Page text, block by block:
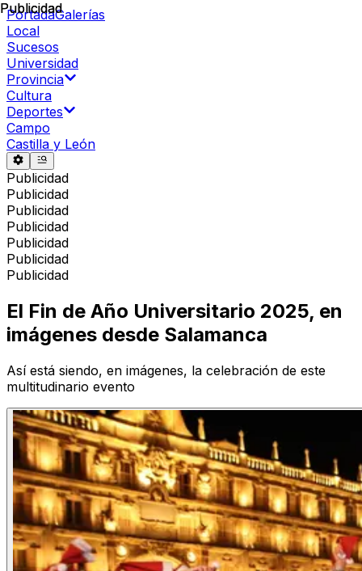
PortadaGalerías
Local
Sucesos
Universidad
Provincia
Cultura
Deportes
Campo
Castilla y León
Publicidad
Publicidad
Publicidad
Publicidad
Publicidad
Publicidad
Publicidad
Publicidad
El Fin de Año Universitario 2025, en
imágenes desde Salamanca
Así está siendo, en imágenes, la celebración de este
multitudinario evento
Publicidad